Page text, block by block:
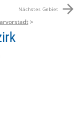
Nächstes Gebiet arrow_forward